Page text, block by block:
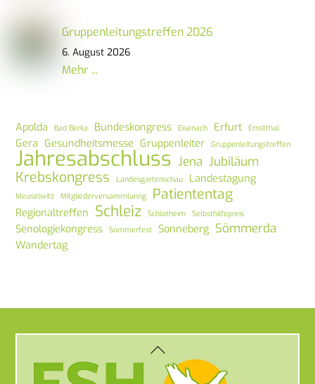
Gruppenleitungstreffen 2026
6. August 2026
Mehr ...
Apolda Bad Berka Bundeskongress Eisenach Erfurt Ernstthal
Gera Gesundheitsmesse Gruppenleiter Gruppenleitungstreffen
Jahresabschluss Jena Jubiläum
Krebskongress Landesgartenschau Landestagung
Meuselwitz Mitgliederversammlunng Patiententag
Regionaltreffen Schleiz Schlotheim Selbsthilfepreis
Senologiekongress Sommerfest Sonneberg Sömmerda
Wandertag
Back
To
Top